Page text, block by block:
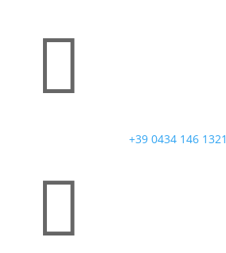

+39 0434 146 1321
